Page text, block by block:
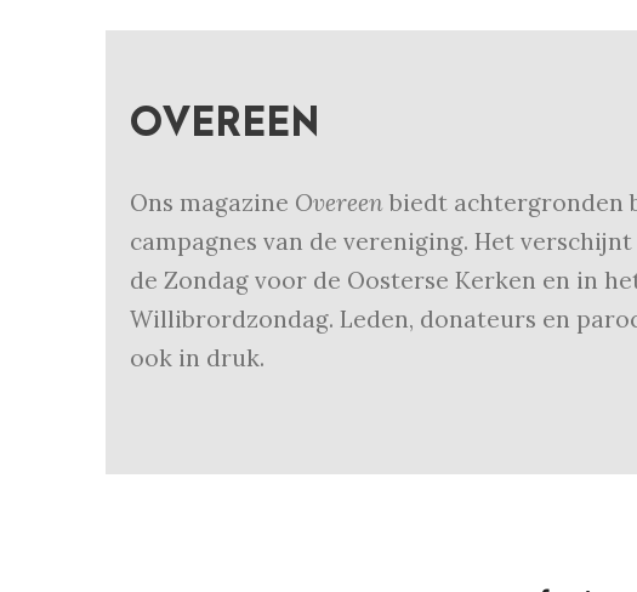
OVEREEN
Ons magazine Overeen biedt achtergronden
campagnes van de vereniging. Het
de Zondag voor de Oosterse Kerken en in
Willibrordzondag. Leden, donateurs en
ook in druk.